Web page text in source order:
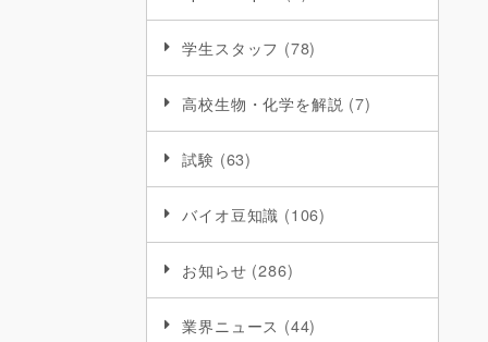
学生スタッフ (78)
高校生物・化学を解説 (7)
試験 (63)
バイオ豆知識 (106)
お知らせ (286)
業界ニュース (44)